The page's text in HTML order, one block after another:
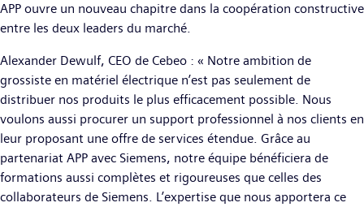
APP ouvre un nouveau chapitre dans la coopération constructive
entre les deux leaders du marché.
Alexander Dewulf, CEO de Cebeo : « Notre ambition de
grossiste en matériel électrique n’est pas seulement de
distribuer nos produits le plus efficacement possible. Nous
voulons aussi procurer un support professionnel à nos clients en
leur proposant une offre de services étendue. Grâce au
partenariat APP avec Siemens, notre équipe bénéficiera de
formations aussi complètes et rigoureuses que celles des
collaborateurs de Siemens. L’expertise que nous apportera ce